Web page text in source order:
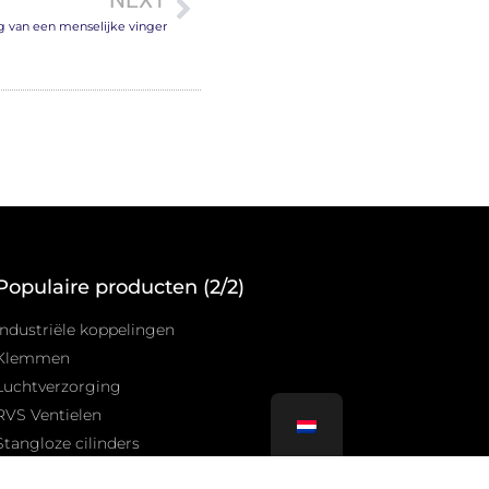
van een menselijke vinger
producten (2/2)
koppelingen
Ventielen
cilinders